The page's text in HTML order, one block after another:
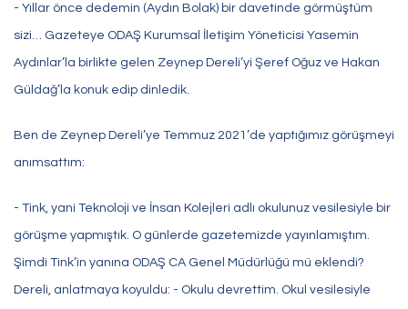
- Yıllar önce dedemin (Aydın Bolak) bir davetinde görmüştüm
sizi… Gazeteye ODAŞ Kurumsal İletişim Yöneticisi Yasemin
Aydınlar’la birlikte gelen Zeynep Dereli’yi Şeref Oğuz ve Hakan
Güldağ’la konuk edip dinledik.
Ben de Zeynep Dereli’ye Temmuz 2021’de yaptığımız görüşmeyi
anımsattım:
- Tink, yani Teknoloji ve İnsan Kolejleri adlı okulunuz vesilesiyle bir
görüşme yapmıştık. O günlerde gazetemizde yayınlamıştım.
Şimdi Tink’in yanına ODAŞ CA Genel Müdürlüğü mü eklendi?
Dereli, anlatmaya koyuldu: - Okulu devrettim. Okul vesilesiyle